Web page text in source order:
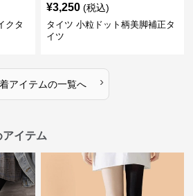
クタ
¥3,250 (税込)
タイツ 小粒ドット柄美脚補正タ
イツ
アイテムの一覧へ ›
イテム